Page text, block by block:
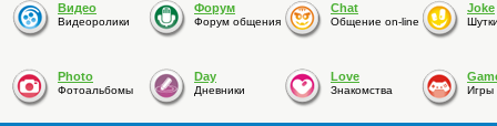
Видео
Видеоролики
Форум
Форум общения
Chat
Общение on-line
Joke
Photo
Фотоальбомы
Day
Дневники
Love
Знакомства Игры